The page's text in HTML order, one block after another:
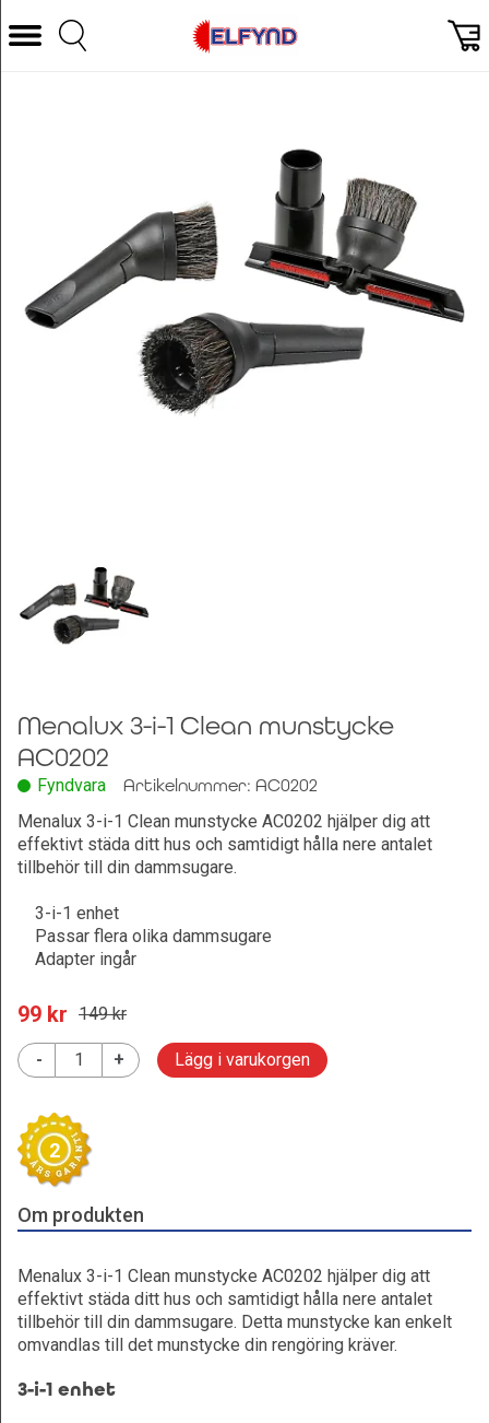
Välj Kategori
Gaming
Ljud & HiFi
Mobil, Tele & GPS
Menalux 3-i-1 Clean munstycke
AC0202
Fyndvara
Artikelnummer: AC0202
Menalux 3-i-1 Clean munstycke AC0202 hjälper dig att
effektivt städa ditt hus och samtidigt hålla nere antalet
tillbehör till din dammsugare.
3-i-1 enhet
Passar flera olika dammsugare
Adapter ingår
99 kr 149 kr
- + Lägg i varukorgen
2
Om produkten
Menalux 3-i-1 Clean munstycke AC0202 hjälper dig att
effektivt städa ditt hus och samtidigt hålla nere antalet
tillbehör till din dammsugare. Detta munstycke kan enkelt
omvandlas till det munstycke din rengöring kräver.
3-i-1 enhet